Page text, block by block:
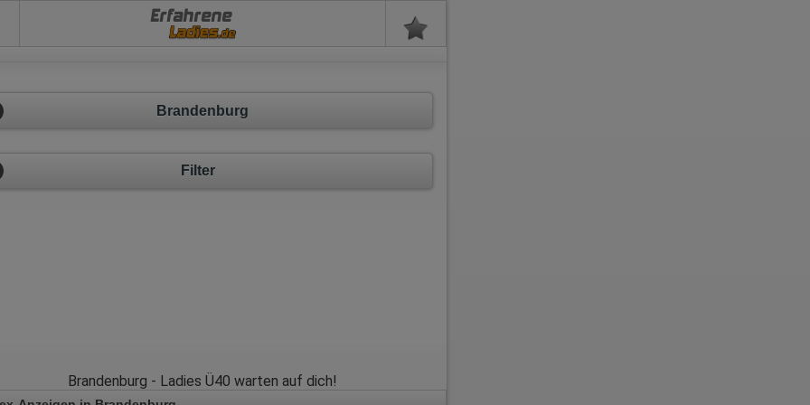
Erfahrene
Brandenburg
Filter
Brandenburg - Ladies Ü40 warten auf dich!